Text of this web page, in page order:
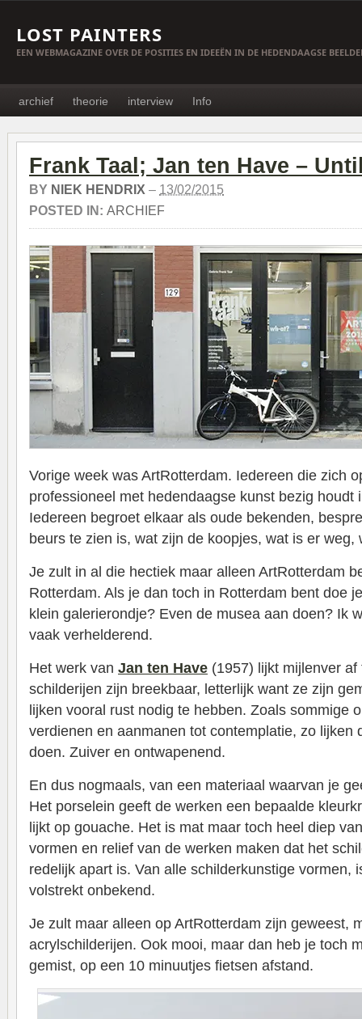
LOST PAINTERS
EEN WEBMAGAZINE OVER DE POSITIES EN IDEEËN IN DE HEDENDAAGSE
archief theorie interview Info
Frank Taal; Jan ten Have –
BY NIEK HENDRIX – 13/02/2015
POSTED IN: ARCHIEF
Vorige week was ArtRotterdam. Iedereen die zich
professioneel met hedendaagse kunst bezig houdt
Iedereen begroet elkaar als oude bekenden,
beurs te zien is, wat zijn de koopjes, wat is er weg,
Je zult in al die hectiek maar alleen ArtRotterdam
Rotterdam. Als je dan toch in Rotterdam bent doe
klein galerierondje? Even de musea aan doen? Ik
vaak verhelderend.
Het werk van Jan ten Have (1957) lijkt mijlenver
schilderijen zijn breekbaar, letterlijk want ze zijn
lijken vooral rust nodig te hebben. Zoals sommige
verdienen en aanmanen tot contemplatie, zo lijken
doen. Zuiver en ontwapenend.
En dus nogmaals, van een materiaal waarvan je
Het porselein geeft de werken een bepaalde
lijkt op gouache. Het is mat maar toch heel diep
vormen en relief van de werken maken dat het
redelijk apart is. Van alle schilderkunstige vormen,
volstrekt onbekend.
Je zult maar alleen op ArtRotterdam zijn geweest,
acrylschilderijen. Ook mooi, maar dan heb je toch
gemist, op een 10 minuutjes fietsen afstand.